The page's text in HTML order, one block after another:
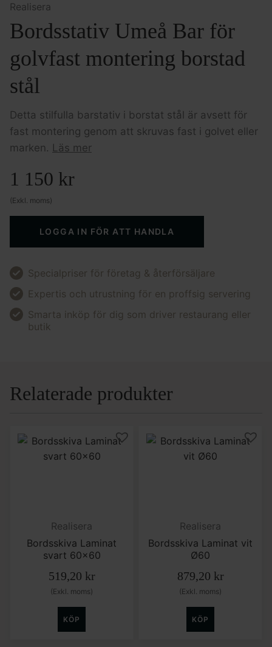
Realisera
Bordsstativ Umeå Bar för
golvfast montering borstad
stål
Detta stilfulla barstativ i borstat stål är avsett för
fast montering genom att skruvas fast i golvet eller
marken. Läs mer
1 150 kr
(Exkl. moms)
LOGGA IN FÖR ATT HANDLA
Specialpriser för företag & återförsäljare
Expertis och utrustning för en proffsig servering
Smarta inköp för dig som driver restaurang eller
butik
Relaterade produkter
Realisera
Bordsskiva Laminat
svart 60×60
519,20 kr
(Exkl. moms)
KÖP
Realisera
Bordsskiva Laminat vit
Ø60
879,20 kr
(Exkl. moms)
KÖP